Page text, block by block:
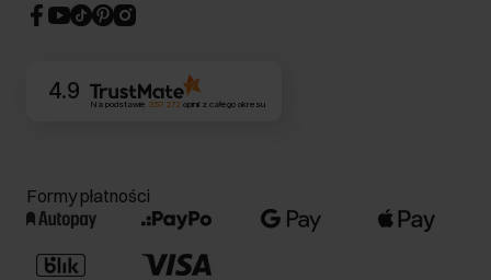
CSR
4.9
Na podstawie 357 272opinii z całego okresu
Formy płatności